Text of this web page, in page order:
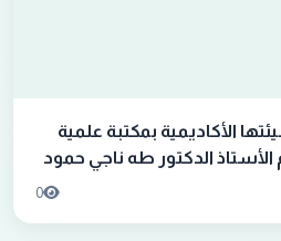
الأكاديمية بمكتبة علمية
الدكتور طه ناجي حمود
0